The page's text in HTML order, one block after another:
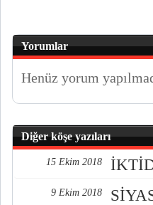
Yorumlar
Henüz yorum
Diğer köşe yazıları
15 Ekim 2018
9 Ekim 2018